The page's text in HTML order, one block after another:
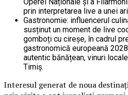
prin interpretarea live a unei
Gastronomie: influencerul
susținut un moment de live
gomboți cu cireșe, în cadrul
gastronomică europeană
autentic bănățean, vinuri
Timiș.
Interesul generat de noua